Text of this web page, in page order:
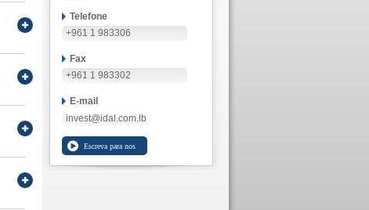
Telefone
+961 1 983306
Fax
+961 1 983302
E-mail
invest@idal.com.lb